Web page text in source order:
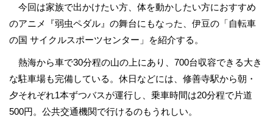
今回は家族で出かけたい方、体を動かしたい方におすすめ
のアニメ『弱虫ペダル』の舞台にもなった、伊豆の「自転車
の国 サイクルスポーツセンター」を紹介する。
熱海から車で30分程の山の上にあり、700台収容できる大き
な駐車場も完備している。休日などには、修善寺駅から朝・
夕それぞれ1本ずつバスが運行し、乗車時間は20分程で片道
500円。公共交通機関で行けるのもうれしい。